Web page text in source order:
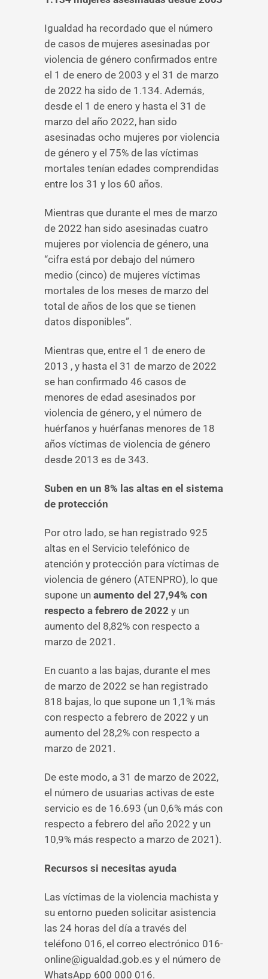
Igualdad ha recordado que el número
de casos de mujeres asesinadas por
violencia de género confirmados entre
el 1 de enero de 2003 y el 31 de marzo
de 2022 ha sido de 1.134. Además,
desde el 1 de enero y hasta el 31 de
marzo del año 2022, han sido
asesinadas ocho mujeres por violencia
de género y el 75% de las víctimas
mortales tenían edades comprendidas
entre los 31 y los 60 años.
Mientras que durante el mes de marzo
de 2022 han sido asesinadas cuatro
mujeres por violencia de género, una
“cifra está por debajo del número
medio (cinco) de mujeres víctimas
mortales de los meses de marzo del
total de años de los que se tienen
datos disponibles”.
Mientras que, entre el 1 de enero de
2013 , y hasta el 31 de marzo de 2022
se han confirmado 46 casos de
menores de edad asesinados por
violencia de género, y el número de
huérfanos y huérfanas menores de 18
años víctimas de violencia de género
desde 2013 es de 343.
Suben en un 8% las altas en el sistema
de protección
Por otro lado, se han registrado 925
altas en el Servicio telefónico de
atención y protección para víctimas de
violencia de género (ATENPRO), lo que
supone un aumento del 27,94% con
respecto a febrero de 2022 y un
aumento del 8,82% con respecto a
marzo de 2021.
En cuanto a las bajas, durante el mes
de marzo de 2022 se han registrado
818 bajas, lo que supone un 1,1% más
con respecto a febrero de 2022 y un
aumento del 28,2% con respecto a
marzo de 2021.
De este modo, a 31 de marzo de 2022,
el número de usuarias activas de este
servicio es de 16.693 (un 0,6% más con
respecto a febrero del año 2022 y un
10,9% más respecto a marzo de 2021).
Recursos si necesitas ayuda
Las víctimas de la violencia machista y
su entorno pueden solicitar asistencia
las 24 horas del día a través del
teléfono 016, el correo electrónico 016-
online@igualdad.gob.es y el número de
WhatsApp 600 000 016.